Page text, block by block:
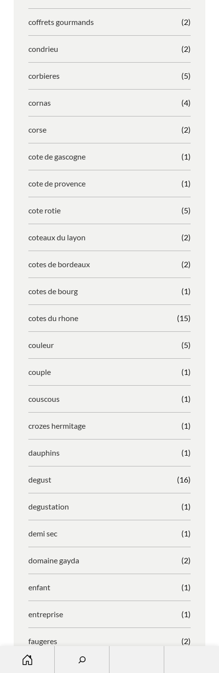
coffrets gourmands (2)
condrieu (2)
corbieres (5)
cornas (4)
corse (2)
cote de gascogne (1)
cote de provence (1)
cote rotie (5)
coteaux du layon (2)
cotes de bordeaux (2)
cotes de bourg (1)
cotes du rhone (15)
couleur (5)
couple (1)
couscous (1)
crozes hermitage (1)
dauphins (1)
degust (16)
degustation (1)
demi sec (1)
domaine gayda (2)
enfant (1)
entreprise (1)
faugeres (2)
faustino